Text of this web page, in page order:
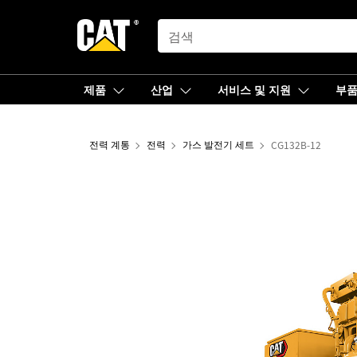
SEARCH
제품 산업 서비스 및 지원 부품
전력 계통 전력 가스 발전기 세트 CG132B-12